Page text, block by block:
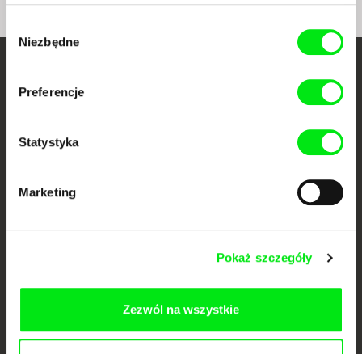
zgody
Niezbędne
Preferencje
Statystyka
Marketing
Pokaż szczegóły
Zezwól na wszystkie
współpracy 7 europejskich festiwali kina dokumentalnego. Naszym celem
różnorodność i promować wartościowe autorskie filmy.